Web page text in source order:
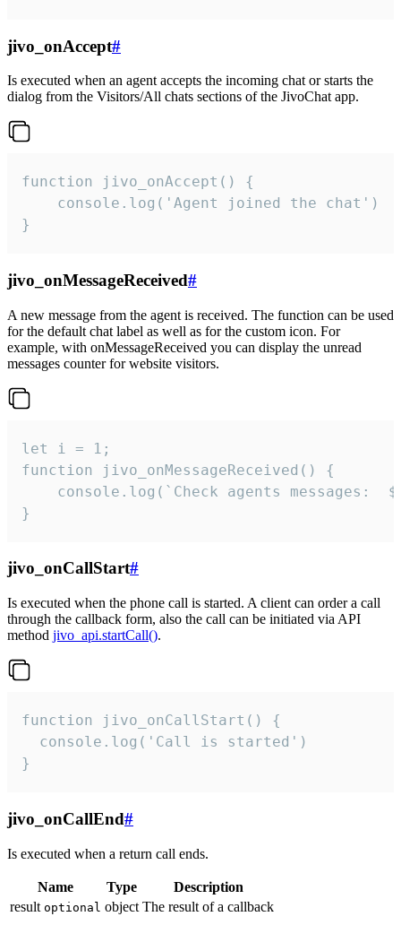
jivo_onAccept#
Is executed when an agent accepts the incoming chat or starts the
dialog from the Visitors/All chats sections of the JivoChat app.
function jivo_onAccept() {
}
jivo_onMessageReceived#
A new message from the agent is received. The function can be used
for the default chat label as well as for the custom icon. For
example, with onMessageReceived you can display the unread
messages counter for website visitors.
let i = 1;
function jivo_onMessageReceived() {
}
jivo_onCallStart#
Is executed when the phone call is started. A client can order a call
through the callback form, also the call can be initiated via API
method jivo_api.startCall().
function jivo_onCallStart() {
  console.log('Call is started')
}
jivo_onCallEnd#
Is executed when a return call ends.
Name Type
Description
result optional object The result of a callback